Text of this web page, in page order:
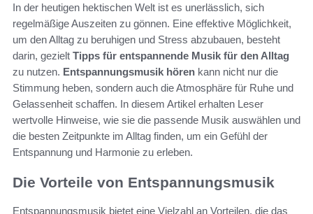
In der heutigen hektischen Welt ist es unerlässlich, sich
regelmäßige Auszeiten zu gönnen. Eine effektive Möglichkeit,
um den Alltag zu beruhigen und Stress abzubauen, besteht
darin, gezielt Tipps für entspannende Musik für den Alltag
zu nutzen. Entspannungsmusik hören kann nicht nur die
Stimmung heben, sondern auch die Atmosphäre für Ruhe und
Gelassenheit schaffen. In diesem Artikel erhalten Leser
wertvolle Hinweise, wie sie die passende Musik auswählen und
die besten Zeitpunkte im Alltag finden, um ein Gefühl der
Entspannung und Harmonie zu erleben.
Die Vorteile von Entspannungsmusik
Entspannungsmusik bietet eine Vielzahl an Vorteilen, die das